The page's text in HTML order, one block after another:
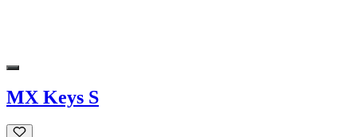
MX Keys S